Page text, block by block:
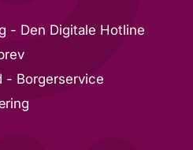
- Den Digitale Hotline
- Borgerservice